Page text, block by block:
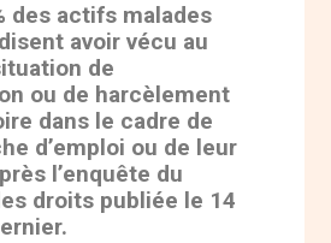
des actifs malades
avoir vécu au
de
ou de harcèlement
dans le cadre de
d’emploi ou de leur
l’enquête du
droits publiée le 14